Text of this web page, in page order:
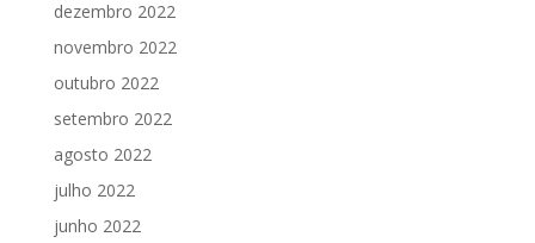
dezembro 2022
novembro 2022
outubro 2022
setembro 2022
agosto 2022
julho 2022
junho 2022